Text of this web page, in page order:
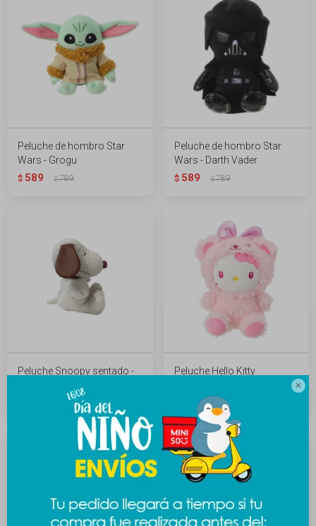

Peluche de hombro Star
Wars - Grogu
$ 589 $789
Peluche de hombro Star
Wars - Darth Vader
$ 589 $789
Peluche Snoopy sentado -
Peluche Hello Kitty
1.189